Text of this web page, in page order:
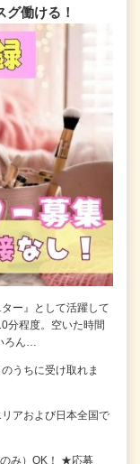
働ける！
ー』として活躍して
分程度。空いた時間
ろん…
うちに受け取れま
アおよび日本全国で
み）OK！ ★応募